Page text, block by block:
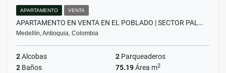
APARTAMENTO VENTA
APARTAMENTO EN VENTA EN EL POBLADO | SECTOR PAL…
Medellín, Antioquia, Colombia
2Alcobas 2 Parqueaderos
2 Baños 75.19Área m2